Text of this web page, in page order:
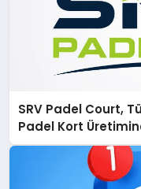
SRV Padel Court,
Padel Kort